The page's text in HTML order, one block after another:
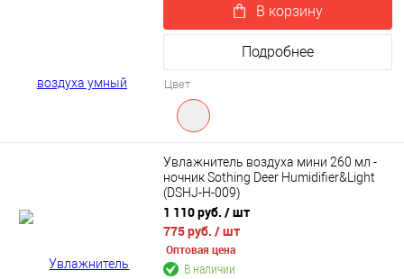
В корзину
Подробнее
Цвет
Увлажнитель воздуха мини 260 мл -
ночник Sothing Deer Humidifier&Light
(DSHJ-H-009)
1 110 руб. / шт
775 руб. / шт
Оптовая цена
В наличии